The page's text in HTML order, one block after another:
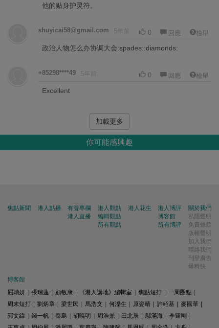
他的贴身护灵符。
shuyicai58@gmail.com 5年前 0 回應 檢舉
政治人物怎么办协调大会:spades::diamonds:
+85298****49 5年前 0 回應 檢舉
Excellent
加載更多
你可能感興趣
焦點新聞 港人點播
有聲專欄
港人直播
港人觀點
編輯觀點
所有觀點
港人花生
港人博評
博客館
所有博評
關於我們
私隱聲明
免責條款
版權聲明
加入我們
聯絡我們
刊登廣告
爆料快
博客館
屈穎妍
張瑞蓮 顧敏康 《港人講地》編輯室 焦點短打 一周圈點
周末短打
劉炳章 梁世民 馬浩文 何濼生 原姿晴 許紹基 麥國華
郭文緯
錢一帆 秦島 胡曉明 周浩鼎 田北辰 鄔滿海 季霆剛